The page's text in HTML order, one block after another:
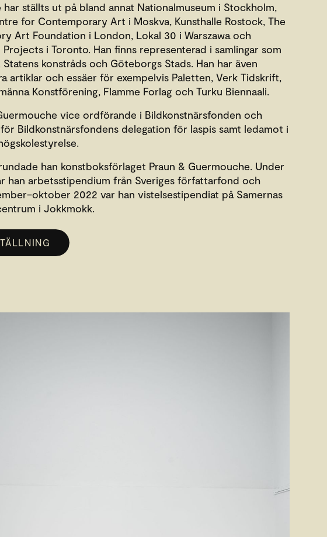
har ställts ut på bland annat Nationalmuseum i Stockholm,
for Contemporary Art i Moskva, Kunsthalle Rostock, The
Art Foundation i London, Lokal 30 i Warszawa och
Projects i Toronto. Han finns representerad i samlingar som
Statens konstråds och Göteborgs Stads. Han har även
artiklar och essäer för exempelvis Paletten, Verk Tidskrift,
Konstförening, Flamme Forlag och Turku Biennaali.
vice ordförande i Bildkonstnärsfonden och
Bildkonstnärsfondens delegation för Iaspis samt ledamot i
han konstboksförlaget Praun & Guermouche. Under
han arbetsstipendium från Sveriges författarfond och
2022 var han vistelsestipendiat på Samernas
i Jokkmokk.